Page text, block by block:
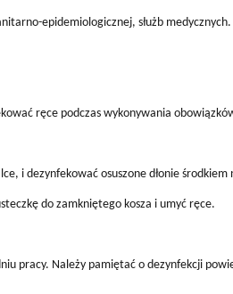
epidemiologicznej, służb medycznych.
ręce podczas wykonywania
i dezynfekować osuszone dłonie
do zamkniętego kosza i umyć ręce.
pracy. Należy pamiętać o dezynfekcji